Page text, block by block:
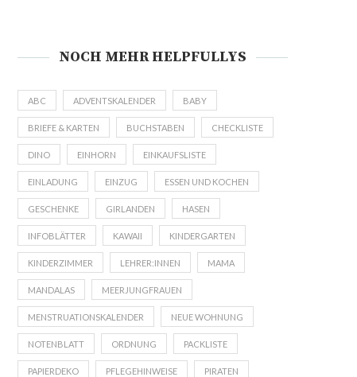
NOCH MEHR HELPFULLYS
ABC ADVENTSKALENDER BABY
BRIEFE & KARTEN BUCHSTABEN CHECKLISTE
DINO EINHORN EINKAUFSLISTE
EINLADUNG EINZUG ESSEN UND KOCHEN
GESCHENKE GIRLANDEN HASEN
INFOBLÄTTER KAWAII KINDERGARTEN
KINDERZIMMER LEHRER:INNEN MAMA
MANDALAS MEERJUNGFRAUEN
MENSTRUATIONSKALENDER NEUE WOHNUNG
NOTENBLATT ORDNUNG PACKLISTE
PAPIERDEKO PFLEGEHINWEISE PIRATEN